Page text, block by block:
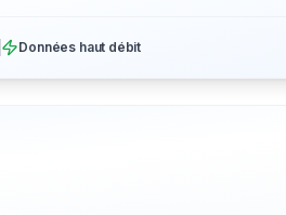
Données haut débit